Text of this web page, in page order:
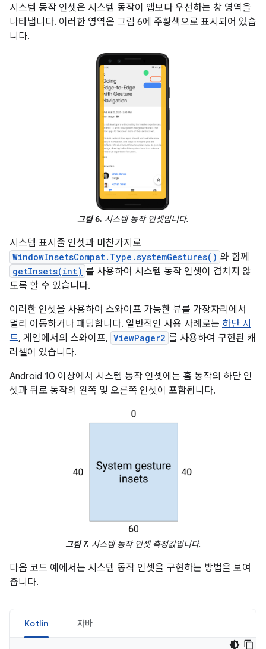
시스템 동작 인셋은 시스템 동작이 앱보다 우선하는 창 영역을
나타냅니다. 이러한 영역은 그림 6에 주황색으로 표시되어 있습
니다.
그림 6. 시스템 동작 인셋입니다.
시스템 표시줄 인셋과 마찬가지로
WindowInsetsCompat.Type.systemGestures() 와 함께
getInsets(int) 를 사용하여 시스템 동작 인셋이 겹치지 않
도록 할 수 있습니다.
이러한 인셋을 사용하여 스와이프 가능한 뷰를 가장자리에서
멀리 이동하거나 패딩합니다. 일반적인 사용 사례로는 하단 시
트, 게임에서의 스와이프, ViewPager2 를 사용하여 구현된 캐
러셀이 있습니다.
Android 10 이상에서 시스템 동작 인셋에는 홈 동작의 하단 인
셋과 뒤로 동작의 왼쪽 및 오른쪽 인셋이 포함됩니다.
그림 7. 시스템 동작 인셋 측정값입니다.
다음 코드 예에서는 시스템 동작 인셋을 구현하는 방법을 보여
줍니다.
Kotlin 자바